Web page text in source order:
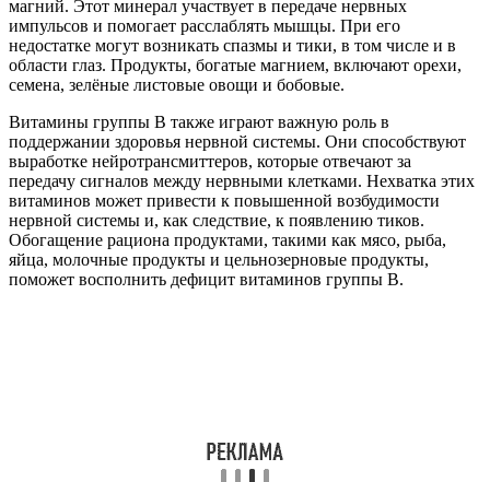
магний. Этот минерал участвует в передаче нервных
импульсов и помогает расслаблять мышцы. При его
недостатке могут возникать спазмы и тики, в том числе и в
области глаз. Продукты, богатые магнием, включают орехи,
семена, зелёные листовые овощи и бобовые.
Витамины группы B также играют важную роль в
поддержании здоровья нервной системы. Они способствуют
выработке нейротрансмиттеров, которые отвечают за
передачу сигналов между нервными клетками. Нехватка этих
витаминов может привести к повышенной возбудимости
нервной системы и, как следствие, к появлению тиков.
Обогащение рациона продуктами, такими как мясо, рыба,
яйца, молочные продукты и цельнозерновые продукты,
поможет восполнить дефицит витаминов группы B.